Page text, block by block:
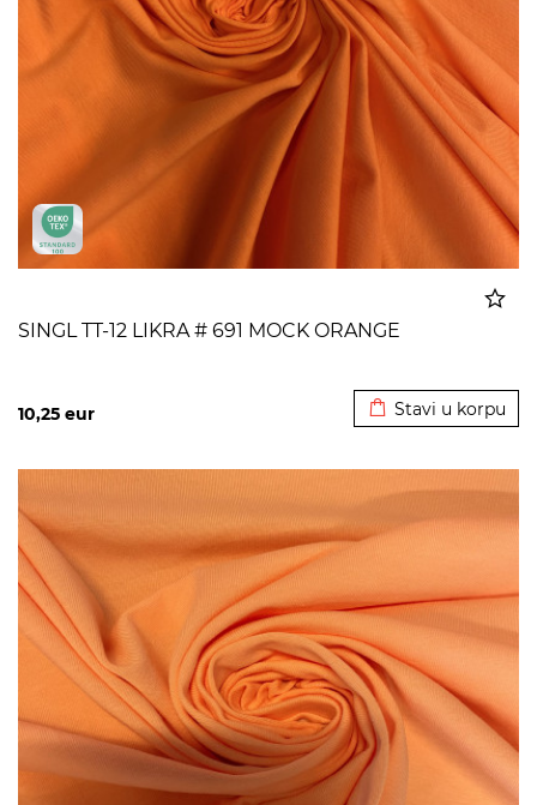
SINGL TT-12 LIKRA # 691 MOCK ORANGE
10,25 eur Stavi u korpu